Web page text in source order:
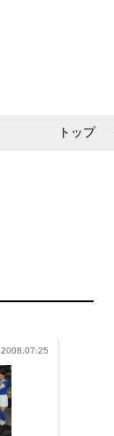
トップ
2008.07.25